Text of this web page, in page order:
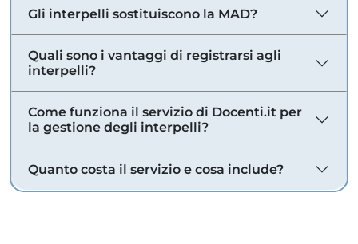
Gli interpelli sostituiscono la MAD?
Quali sono i vantaggi di registrarsi agli
interpelli?
Come funziona il servizio di Docenti.it per
la gestione degli interpelli?
Quanto costa il servizio e cosa include?